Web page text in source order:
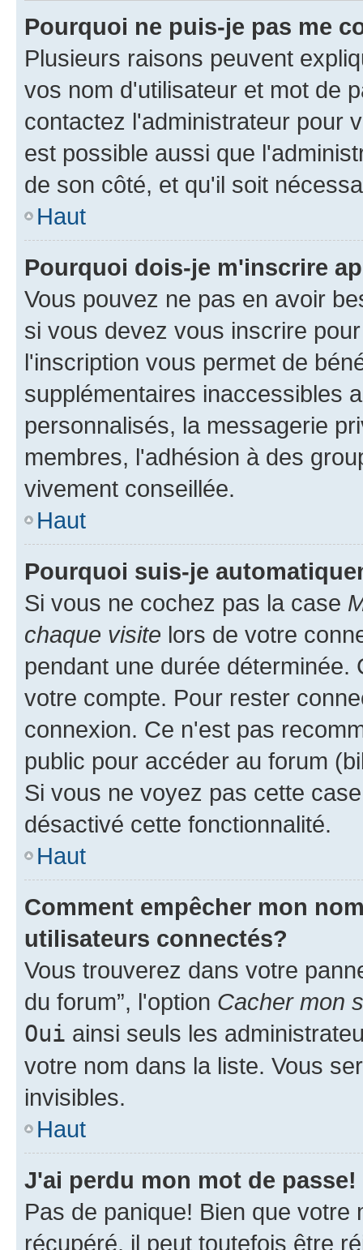
Pourquoi ne puis-je pas me
Plusieurs raisons peuvent
vos nom d'utilisateur et mot de
contactez l'administrateur pour
est possible aussi que
de son côté, et qu'il soit
Haut
Pourquoi dois-je m'inscrire
Vous pouvez ne pas en avoir
si vous devez vous inscrire
l'inscription vous permet de
supplémentaires inaccessibles
personnalisés, la messagerie
membres, l'adhésion à des
vivement conseillée.
Haut
Pourquoi suis-je
Si vous ne cochez pas la case
chaque visite lors de votre
pendant une durée
votre compte. Pour rester
connexion. Ce n'est pas
public pour accéder au forum
Si vous ne voyez pas cette
désactivé cette fonctionnalité.
Haut
Comment empêcher mon
utilisateurs connectés?
Vous trouverez dans votre
du forum”, l'option Cacher mon
Oui ainsi seuls les
votre nom dans la liste. Vous
invisibles.
Haut
J'ai perdu mon mot de passe!
Pas de panique! Bien que
récupéré, il peut toutefois être